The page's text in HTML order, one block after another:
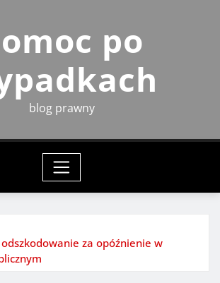
po
blog prawny
odszkodowanie za opóźnienie w